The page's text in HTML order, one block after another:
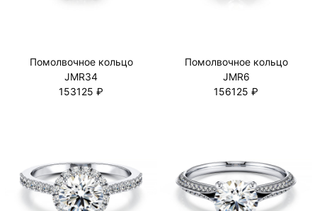
Помолвочное кольцо
JMR34
153125 ₽
Помолвочное кольцо
JMR6
156125 ₽